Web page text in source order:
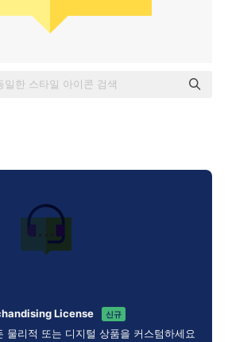
License 신규
물리적 또는 디지털 상품을 커스텀하세요